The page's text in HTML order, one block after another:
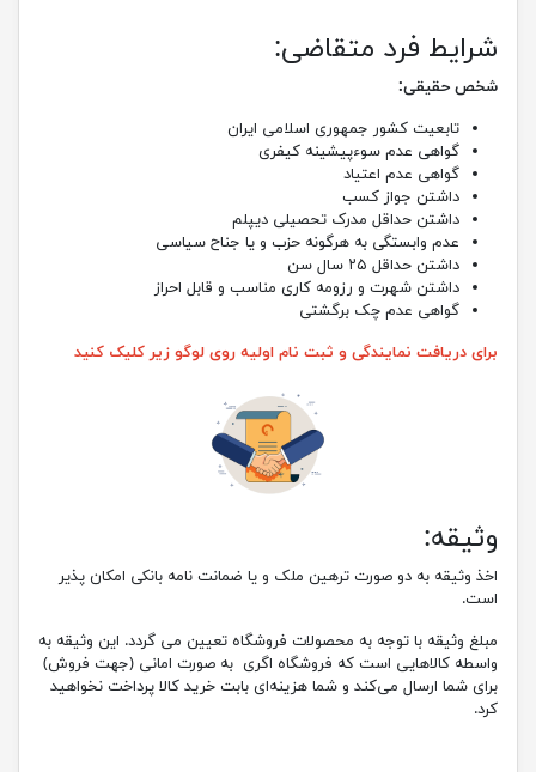
شرایط فرد متقاضی:
شخص حقیقی:
تابعیت کشور جمهوری اسلامی ایران
گواهی عدم سوءپیشینه کیفری
گواهی عدم اعتیاد
داشتن جواز کسب
داشتن حداقل مدرک تحصیلی دیپلم
عدم وابستگی به هرگونه حزب و یا جناح سیاسی
داشتن حداقل ۲۵ سال سن
داشتن شهرت و رزومه کاری مناسب و قابل احراز
گواهی عدم چک برگشتی
برای دریافت نمایندگی و ثبت نام اولیه روی لوگو زیر کلیک کنید
وثیقه:
اخذ وثیقه به دو صورت ترهین ملک و یا ضمانت نامه بانکی امکان پذیر
است.
مبلغ وثیقه با توجه به محصولات فروشگاه تعیین می گردد. این وثیقه به
واسطه کالاهایی است که فروشگاه اگری به صورت امانی (جهت فروش)
برای شما ارسال می‌کند و شما هزینه‌ای بابت خرید کالا پرداخت نخواهید
کرد.